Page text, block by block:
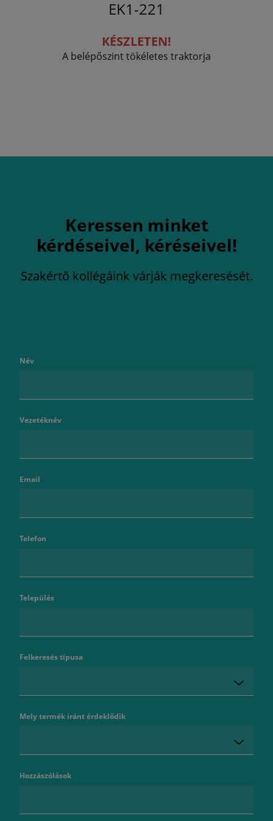
EK1-221
KÉSZLETEN!
A belépőszint tökéletes traktorja
Keressen minket
kérdéseivel, kéréseivel!
Szakértő kollégáink várják megkeresését.
Név
Vezetéknév
Email
Telefon
Település
Felkeresés típusa
Mely termék iránt érdeklődik
Hozzászólások